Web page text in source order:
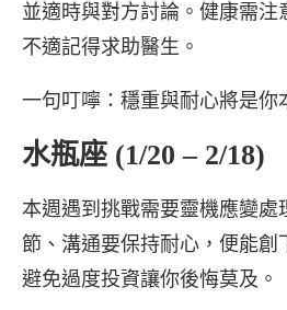
並適時與對方討論。健康需注
不適記得求助醫生。
一句叮嚀：穩重與耐心將是你
水瓶座 (1/20 – 2/18)
本週遇到挑戰需要靈機應變處
節、溝通要保持耐心，便能創
避免過度投資讓你後悔莫及。